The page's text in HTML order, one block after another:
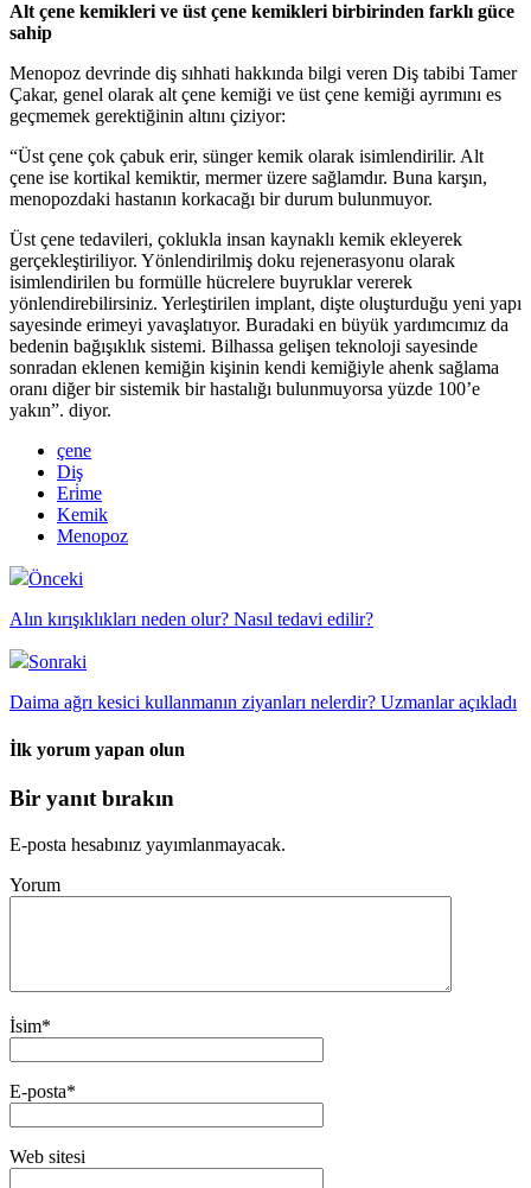
Alt çene kemikleri ve üst çene kemikleri birbirinden farklı güce
sahip
Menopoz devrinde diş sıhhati hakkında bilgi veren Diş tabibi Tamer
Çakar, genel olarak alt çene kemiği ve üst çene kemiği ayrımını es
geçmemek gerektiğinin altını çiziyor:
“Üst çene çok çabuk erir, sünger kemik olarak isimlendirilir. Alt
çene ise kortikal kemiktir, mermer üzere sağlamdır. Buna karşın,
menopozdaki hastanın korkacağı bir durum bulunmuyor.
Üst çene tedavileri, çoklukla insan kaynaklı kemik ekleyerek
gerçekleştiriliyor. Yönlendirilmiş doku rejenerasyonu olarak
isimlendirilen bu formülle hücrelere buyruklar vererek
yönlendirebilirsiniz. Yerleştirilen implant, dişte oluşturduğu yeni yapı
sayesinde erimeyi yavaşlatıyor. Buradaki en büyük yardımcımız da
bedenin bağışıklık sistemi. Bilhassa gelişen teknoloji sayesinde
sonradan eklenen kemiğin kişinin kendi kemiğiyle ahenk sağlama
oranı diğer bir sistemik bir hastalığı bulunmuyorsa yüzde 100’e
yakın”. diyor.
çene
Diş
Eri̇me
Kemik
Menopoz
Önceki
Alın kırışıklıkları neden olur? Nasıl tedavi edilir?
Sonraki
Daima ağrı kesici kullanmanın ziyanları nelerdir? Uzmanlar açıkladı
İlk yorum yapan olun
Bir yanıt bırakın
E-posta hesabınız yayımlanmayacak.
Yorum
İsim*
E-posta*
Web sitesi